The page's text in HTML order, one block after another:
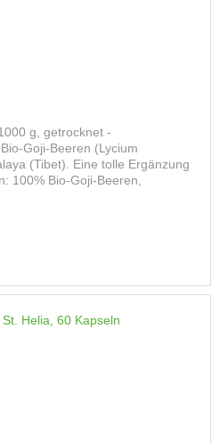
g, getrocknet -
Goji-Beeren (Lycium
(Tibet). Eine tolle Ergänzung
100% Bio-Goji-Beeren,